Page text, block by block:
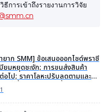
ธีการเข้าถึงรายงานการวิจัย
ยาก SMM] ข้อเสนอออกไซด์พราซี
ยมหยุดชะงัก; การขนส่งสินค้า
อไป; ราคาโลหะปรับลดตามและ
ำสั่งซื้อวัสดุแม่เหล็กฟื้นตัวพร้อม